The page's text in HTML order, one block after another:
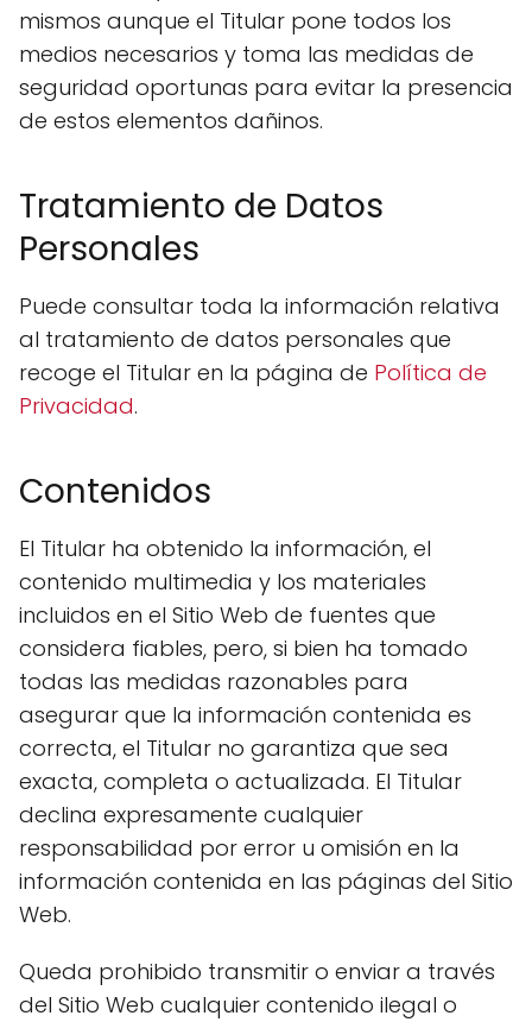
mismos aunque el Titular pone todos los
medios necesarios y toma las medidas de
seguridad oportunas para evitar la presencia
de estos elementos dañinos.
Tratamiento de Datos
Personales
Puede consultar toda la información relativa
al tratamiento de datos personales que
recoge el Titular en la página de Política de
Privacidad.
Contenidos
El Titular ha obtenido la información, el
contenido multimedia y los materiales
incluidos en el Sitio Web de fuentes que
considera fiables, pero, si bien ha tomado
todas las medidas razonables para
asegurar que la información contenida es
correcta, el Titular no garantiza que sea
exacta, completa o actualizada. El Titular
declina expresamente cualquier
responsabilidad por error u omisión en la
información contenida en las páginas del Sitio
Web.
Queda prohibido transmitir o enviar a través
del Sitio Web cualquier contenido ilegal o